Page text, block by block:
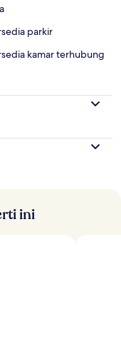
parkir
kamar terhubung
ini